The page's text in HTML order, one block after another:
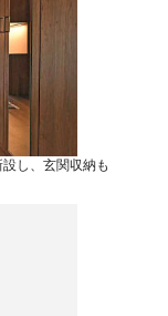
し、玄関収納も